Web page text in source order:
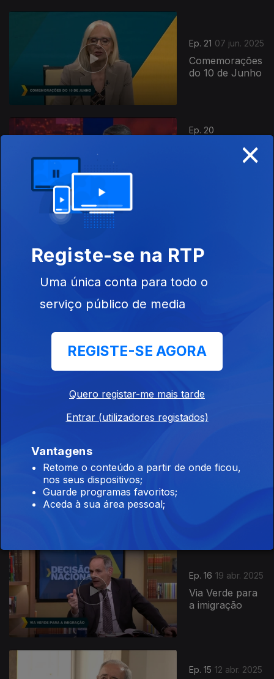
Ep. 21 07 jun. 2025
Comemorações
do 10 de Junho
Ep. 20
Resultados da
Ep. 19
24 mai. 2025
Ep. 18
Tendências no
Trabalho
03 mai. 2025
Ep. 16 19 abr. 2025
Via Verde para
a imigração
Ep. 15 12 abr. 2025
×
Registe-se na RTP
Uma única conta para todo o
serviço público de media
REGISTE-SE AGORA
Quero registar-me mais tarde
Entrar (utilizadores registados)
Vantagens
Retome o conteúdo a partir de onde ficou,
nos seus dispositivos;
Guarde programas favoritos;
Aceda à sua área pessoal;